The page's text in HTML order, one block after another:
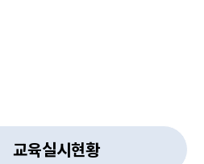
교육실시현황